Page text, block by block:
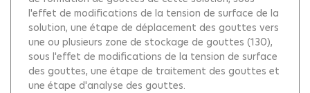
l'effet de modifications de la tension de surface de la
solution, une étape de déplacement des gouttes vers
une ou plusieurs zone de stockage de gouttes (130),
sous l'effet de modifications de la tension de surface
des gouttes, une étape de traitement des gouttes et
une étape d'analyse des gouttes.